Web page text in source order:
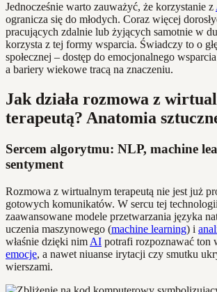
Jednocześnie warto zauważyć, że korzystanie z
ogranicza się do młodych. Coraz więcej
pracujących zdalnie lub żyjących samotnie w
korzysta z tej formy wsparcia. Świadczy to o
społecznej – dostęp do emocjonalnego
a bariery wiekowe tracą na znaczeniu.
Jak działa rozmowa z
terapeutą? Anatomia
Sercem algorytmu: NLP, machine
sentyment
Rozmowa z wirtualnym terapeutą nie jest już
gotowych komunikatów. W sercu tej
zaawansowane modele przetwarzania języka
uczenia maszynowego (machine learning) i
właśnie dzięki nim AI potrafi rozpoznawać ton
emocje, a nawet niuanse irytacji czy smutku
wierszami.